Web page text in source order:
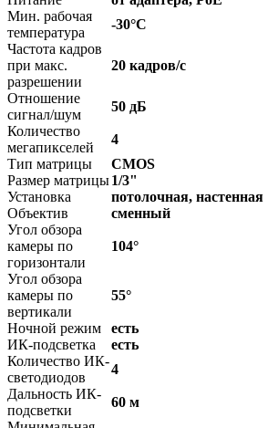
Мин. рабочая
температура
-30°C
Частота кадров
при макс.
разрешении
20 кадров/с
Отношение
сигнал/шум
50 дБ
Количество
мегапикселей
4
Тип матрицы
CMOS
Размер матрицы1/3"
Установка
потолочная, настенная
Объектив
сменный
Угол обзора
камеры по
горизонтали
104°
Угол обзора
камеры по
вертикали
55°
Ночной режим
есть
ИК-подсветка
есть
Количество ИК-
светодиодов
4
Дальность ИК-
подсветки
60 м